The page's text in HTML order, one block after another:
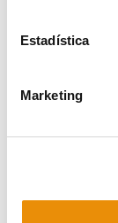
Estadística
Marketing